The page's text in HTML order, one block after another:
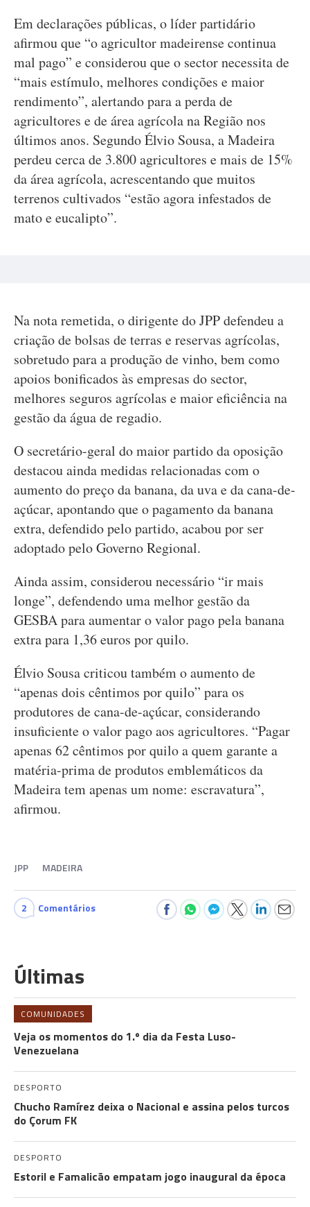
Em declarações públicas, o líder partidário
afirmou que “o agricultor madeirense continua
mal pago” e considerou que o sector necessita de
“mais estímulo, melhores condições e maior
rendimento”, alertando para a perda de
agricultores e de área agrícola na Região nos
últimos anos. Segundo Élvio Sousa, a Madeira
perdeu cerca de 3.800 agricultores e mais de 15%
da área agrícola, acrescentando que muitos
terrenos cultivados “estão agora infestados de
mato e eucalipto”.
Na nota remetida, o dirigente do JPP defendeu a
criação de bolsas de terras e reservas agrícolas,
sobretudo para a produção de vinho, bem como
apoios bonificados às empresas do sector,
melhores seguros agrícolas e maior eficiência na
gestão da água de regadio.
O secretário-geral do maior partido da oposição
destacou ainda medidas relacionadas com o
aumento do preço da banana, da uva e da cana-de-
açúcar, apontando que o pagamento da banana
extra, defendido pelo partido, acabou por ser
adoptado pelo Governo Regional.
Ainda assim, considerou necessário “ir mais
longe”, defendendo uma melhor gestão da
GESBA para aumentar o valor pago pela banana
extra para 1,36 euros por quilo.
Élvio Sousa criticou também o aumento de
“apenas dois cêntimos por quilo” para os
produtores de cana-de-açúcar, considerando
insuficiente o valor pago aos agricultores. “Pagar
apenas 62 cêntimos por quilo a quem garante a
matéria-prima de produtos emblemáticos da
Madeira tem apenas um nome: escravatura”,
afirmou.
JPP MADEIRA
2 Comentários
Últimas
COMUNIDADES
Veja os momentos do 1.º dia da Festa Luso-
Venezuelana
DESPORTO
Chucho Ramírez deixa o Nacional e assina pelos turcos
do Çorum FK
DESPORTO
Estoril e Famalicão empatam jogo inaugural da época